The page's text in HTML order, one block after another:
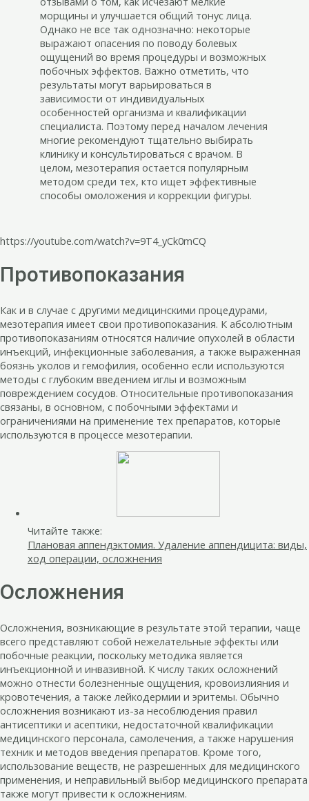
морщины и улучшается общий тонус лица.
Однако не все так однозначно: некоторые
выражают опасения по поводу болевых
ощущений во время процедуры и возможных
побочных эффектов. Важно отметить, что
результаты могут варьироваться в
зависимости от индивидуальных
особенностей организма и квалификации
специалиста. Поэтому перед началом лечения
многие рекомендуют тщательно выбирать
клинику и консультироваться с врачом. В
целом, мезотерапия остается популярным
методом среди тех, кто ищет эффективные
способы омоложения и коррекции фигуры.
https://youtube.com/watch?v=9T4_yCk0mCQ
Противопоказания
Как и в случае с другими медицинскими процедурами,
мезотерапия имеет свои противопоказания. К абсолютным
противопоказаниям относятся наличие опухолей в области
инъекций, инфекционные заболевания, а также выраженная
боязнь уколов и гемофилия, особенно если используются
методы с глубоким введением иглы и возможным
повреждением сосудов. Относительные противопоказания
связаны, в основном, с побочными эффектами и
ограничениями на применение тех препаратов, которые
используются в процессе мезотерапии.
Читайте также:
Плановая аппендэктомия. Удаление аппендицита: виды,
ход операции, осложнения
Осложнения
Осложнения, возникающие в результате этой терапии, чаще
всего представляют собой нежелательные эффекты или
побочные реакции, поскольку методика является
инъекционной и инвазивной. К числу таких осложнений
можно отнести болезненные ощущения, кровоизлияния и
кровотечения, а также лейкодермии и эритемы. Обычно
осложнения возникают из-за несоблюдения правил
антисептики и асептики, недостаточной квалификации
медицинского персонала, самолечения, а также нарушения
техник и методов введения препаратов. Кроме того,
использование веществ, не разрешенных для медицинского
применения, и неправильный выбор медицинского препарата
также могут привести к осложнениям.